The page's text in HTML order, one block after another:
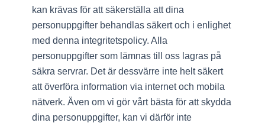
kan krävas för att säkerställa att dina
personuppgifter behandlas säkert och i enlighet
med denna integritetspolicy. Alla
personuppgifter som lämnas till oss lagras på
säkra servrar. Det är dessvärre inte helt säkert
att överföra information via internet och mobila
nätverk. Även om vi gör vårt bästa för att skydda
dina personuppgifter, kan vi därför inte